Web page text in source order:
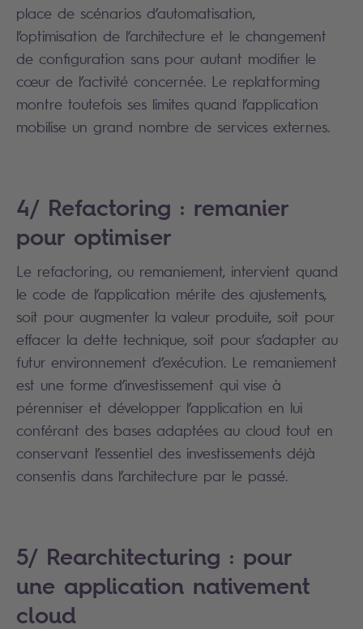
place de scénarios d’automatisation,
l’optimisation de l’architecture et le changement
de configuration sans pour autant modifier le
cœur de l’activité concernée. Le replatforming
montre toutefois ses limites quand l’application
mobilise un grand nombre de services externes.
4/ Refactoring : remanier
pour optimiser
Le refactoring, ou remaniement, intervient quand
le code de l’application mérite des ajustements,
soit pour augmenter la valeur produite, soit pour
effacer la dette technique, soit pour s’adapter au
futur environnement d’exécution. Le remaniement
est une forme d’investissement qui vise à
pérenniser et développer l’application en lui
conférant des bases adaptées au cloud tout en
conservant l’essentiel des investissements déjà
consentis dans l’architecture par le passé.
5/ Rearchitecturing : pour
une application nativement
cloud